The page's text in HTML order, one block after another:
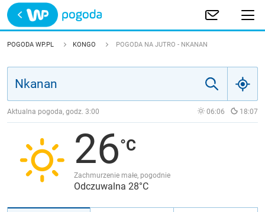
Trwa ładowanie
POLSKA
JAKOŚĆ POWIETRZA
POGODA WP.PL KONGO POGODA NA JUTRO - NKANAN
Aktualna pogoda, godz. 3:00 06:06 18:07
26
Zachmurzenie małe, pogodnie
Odczuwalna 28°C